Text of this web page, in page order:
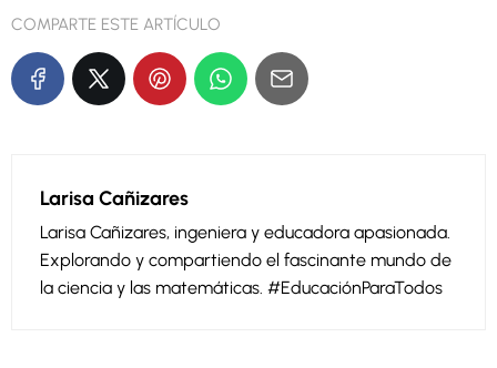
COMPARTE ESTE ARTÍCULO
Larisa Cañizares
Larisa Cañizares, ingeniera y educadora apasionada.
Explorando y compartiendo el fascinante mundo de
la ciencia y las matemáticas. #EducaciónParaTodos